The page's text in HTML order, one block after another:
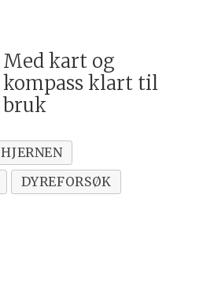
Med kart og
kompass klart til
bruk
HJERNEN
DYREFORSØK